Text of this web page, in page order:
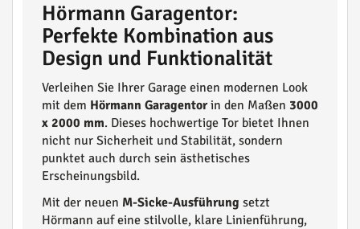
Hörmann Garagentor:
Perfekte Kombination aus
Design und Funktionalität
Verleihen Sie Ihrer Garage einen modernen Look
mit dem Hörmann Garagentorin den Maßen 3000
x 2000 mm. Dieses hochwertige Tor bietet Ihnen
nicht nur Sicherheit und Stabilität, sondern
punktet auch durch sein ästhetisches
Erscheinungsbild.
Mit der neuen M-Sicke-Ausführung setzt
Hörmann auf eine stilvolle, klare Linienführung,